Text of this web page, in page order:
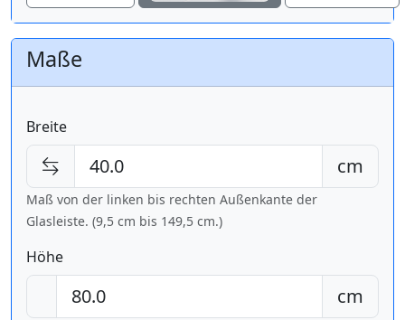
Maße
Breite
cm
Maß von der linken bis rechten Außenkante der
Glasleiste. (9,5 cm bis 149,5 cm.)
Höhe
cm